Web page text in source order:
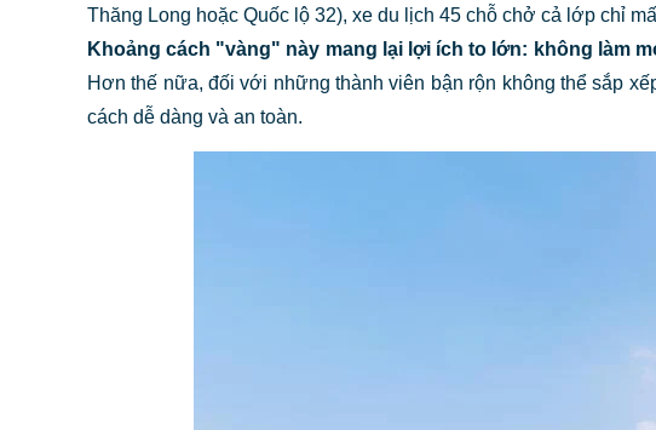
Thăng Long hoặc Quốc lộ 32), xe du lịch 45 chỗ chở cả lớp chỉ
Khoảng cách "vàng" này mang lại lợi ích to lớn: không làm
Hơn thế nữa, đối với những thành viên bận rộn không thể sắp
cách dễ dàng và an toàn.